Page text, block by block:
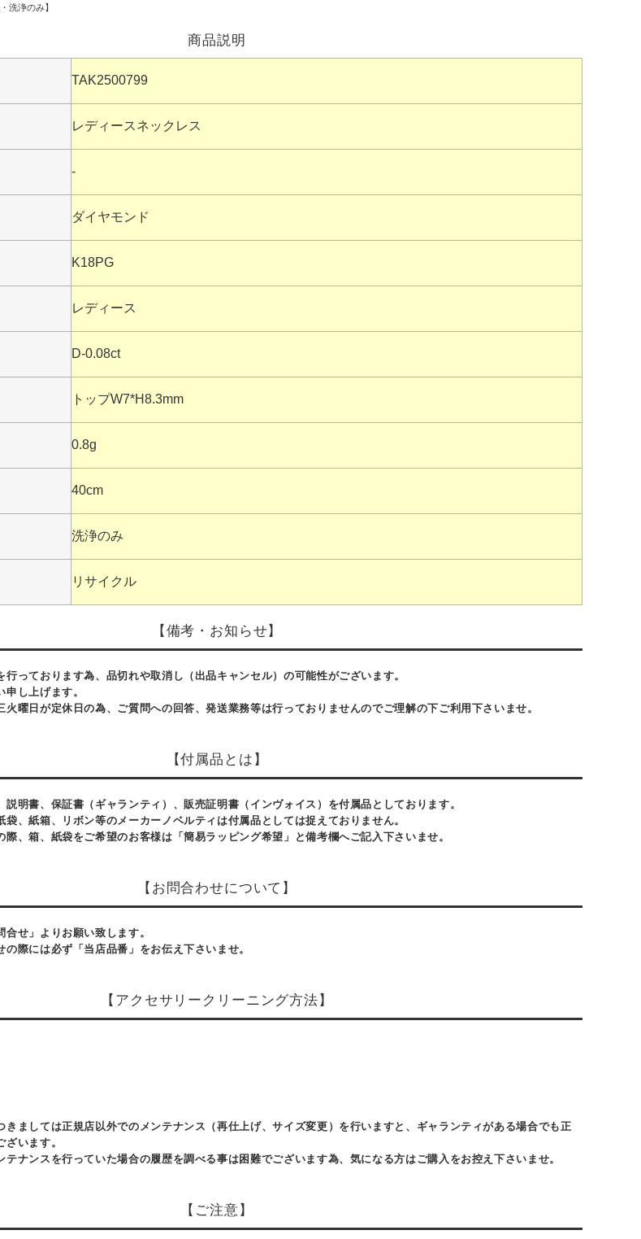
洗浄のみ】
商品説明
TAK2500799
レディースネックレス
-
ダイヤモンド
K18PG
レディース
D-0.08ct
トップW7*H8.3mm
0.8g
40cm
洗浄のみ
リサイクル
【備考・お知らせ】
っております為、品切れや取消し（出品キャンセル）の可能性がございます。
し上げます。
火曜日が定休日の為、ご質問への回答、発送業務等は行っておりませんのでご理解の下ご利用下さいませ。
【付属品とは】
説明書、保証書（ギャランティ）、販売証明書（インヴォイス）を付属品としております。
、紙箱、リボン等のメーカーノベルティは付属品としては捉えておりません。
、箱、紙袋をご希望のお客様は「簡易ラッピング希望」と備考欄へご記入下さいませ。
【お問合わせについて】
せ」よりお願い致します。
際には必ず「当店品番」をお伝え下さいませ。
【アクセサリークリーニング方法】
ましては正規店以外でのメンテナンス（再仕上げ、サイズ変更）を行いますと、ギャランティがある場合でも正
います。
テナンスを行っていた場合の履歴を調べる事は困難でございます為、気になる方はご購入をお控え下さいませ。
【ご注意】